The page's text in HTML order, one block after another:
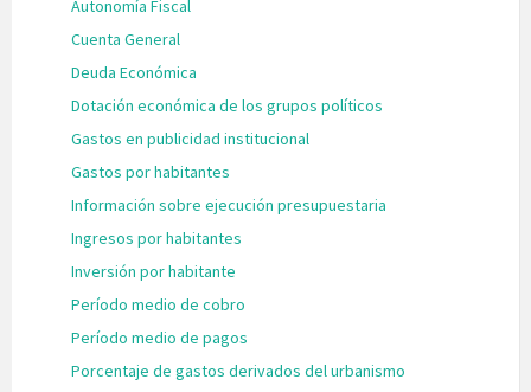
Autonomía Fiscal
Cuenta General
Deuda Económica
Dotación económica de los grupos políticos
Gastos en publicidad institucional
Gastos por habitantes
Información sobre ejecución presupuestaria
Ingresos por habitantes
Inversión por habitante
Período medio de cobro
Período medio de pagos
Porcentaje de gastos derivados del urbanismo